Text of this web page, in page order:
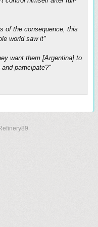
of the consequence, this
world saw it"
want them [Argentina] to
participate?"